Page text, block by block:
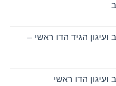
הגיד הדו ראשי –
הדו ראשי